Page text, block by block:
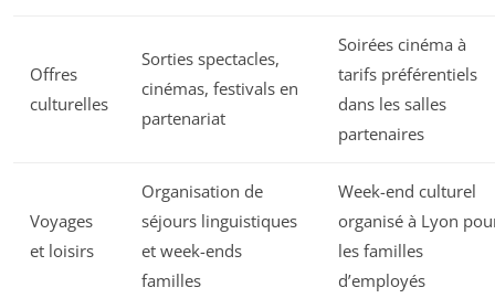
Offres
culturelles
Sorties spectacles,
cinémas, festivals en
partenariat
Soirées cinéma à
tarifs préférentiels
dans les salles
partenaires
Voyages
et loisirs
Organisation de
séjours linguistiques
et week-ends
familles
Week-end culturel
organisé à Lyon
les familles
d’employés